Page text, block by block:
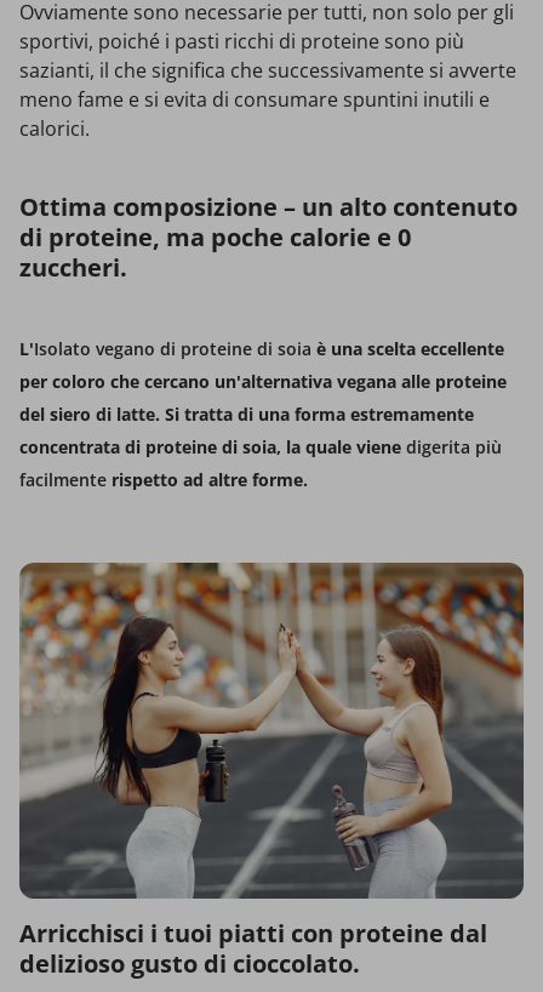
Ovviamente sono necessarie per tutti, non solo per gli
sportivi, poiché i pasti ricchi di proteine sono più
sazianti, il che significa che successivamente si avverte
meno fame e si evita di consumare spuntini inutili e
calorici.
Ottima composizione – un alto contenuto
di proteine, ma poche calorie e 0
zuccheri.
L'Isolato vegano di proteine di soia è una scelta eccellente
per coloro che cercano un'alternativa vegana alle proteine
del siero di latte. Si tratta di una forma estremamente
concentrata di proteine di soia, la quale viene digerita più
facilmente rispetto ad altre forme.
Arricchisci i tuoi piatti con proteine dal
delizioso gusto di cioccolato.